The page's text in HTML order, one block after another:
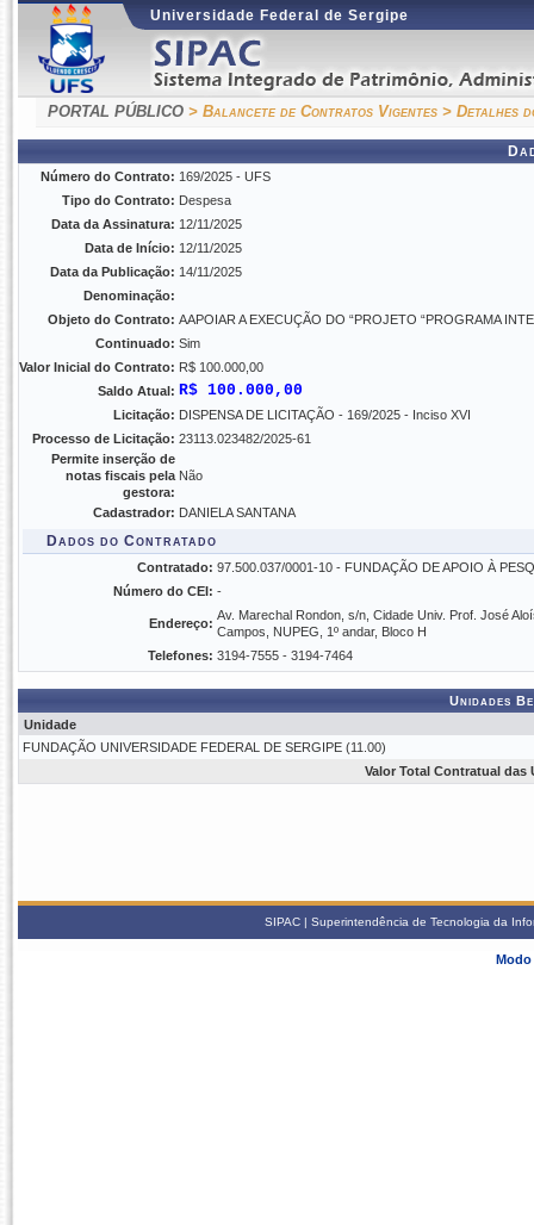
Universidade Federal de Sergipe
PORTAL PÚBLICO > Balancete de Contratos Vigentes > Detalhes
Número do Contrato: 169/2025 - UFS
Tipo do Contrato: Despesa
Data da Assinatura: 12/11/2025
Data de Início: 12/11/2025
Data da Publicação: 14/11/2025
Denominação:
Objeto do Contrato: AAPOIAR A EXECUÇÃO DO “PROJETO “PROGRAMA
Continuado: Sim
Valor Inicial do Contrato: R$ 100.000,00
Saldo Atual: R$ 100.000,00
Licitação: DISPENSA DE LICITAÇÃO - 169/2025 - Inciso XVI
Processo de Licitação: 23113.023482/2025-61
Permite inserção de
notas fiscais pela
gestora:
Não
Cadastrador: DANIELA SANTANA
Dados do Contratado
Contratado: 97.500.037/0001-10 - FUNDAÇÃO DE APOIO À
Número do CEI: -
Endereço:
Av. Marechal Rondon, s/n, Cidade Univ. Prof. José
Campos, NUPEG, 1º andar, Bloco H
Telefones: 3194-7555 - 3194-7464
Unidades
Unidade
FUNDAÇÃO UNIVERSIDADE FEDERAL DE SERGIPE (11.00)
Valor Total Contratual das
SIPAC | Superintendência de Tecnologia da
Modo